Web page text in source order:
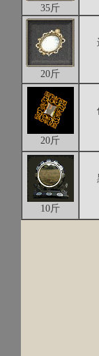
35斤
20斤
20斤
10斤